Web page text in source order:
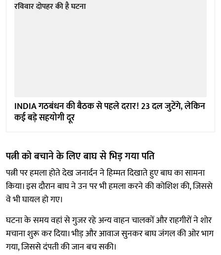
INDIA गठबंधन की बैठक से पहले दरार! 23 दल जुटेंगे, लेकिन
कई बड़े सहयोगी दूर
पत्नी को बचाने के लिए बाघ से भिड़ गया पति
पत्नी पर हमला होते देख जनार्दन ने हिम्मत दिखाते हुए बाघ का सामना
किया। इस दौरान बाघ ने उन पर भी हमला करने की कोशिश की, जिससे
वे भी घायल हो गए।
घटना के समय वहां से गुजर रहे अन्य वाहन चालकों और राहगीरों ने शोर
मचाना शुरू कर दिया। भीड़ और आवाज सुनकर बाघ जंगल की ओर भाग
गया, जिससे दंपती की जान बच सकी।